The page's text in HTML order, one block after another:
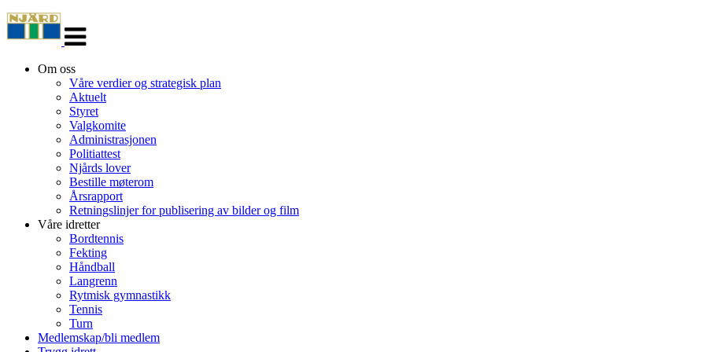
navigasjon
Om oss
Våre verdier og strategisk plan
Aktuelt
Styret
Valgkomite
Administrasjonen
Politiattest
Njårds lover
Bestille møterom
Årsrapport
Retningslinjer for publisering av bilder og film
Våre idretter
Bordtennis
Fekting
Håndball
Langrenn
Rytmisk gymnastikk
Tennis
Turn
Medlemskap/bli medlem